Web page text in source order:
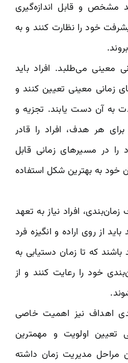
مشخص و قابل اندازه‌گیری
خود را نظارت کنند و به
معینی می‌طلبد. افراد باید
زمانی معینی تعیین کنند و
به آن دست یابند. تجزیه و
هر هدف، افراد را قادر
در مسیرهای زمانی قابل
خود به بهترین شکل استفاده
افراد نیاز به تعهد
از روی اراده و انگیزه فرد
باشند که تا زمان دستیابی به
خود را رعایت کنند و از
اهداف نیز اهمیت خاصی
تعیین اولویت و مهمترین
مراحل مدیریت زمان داشته